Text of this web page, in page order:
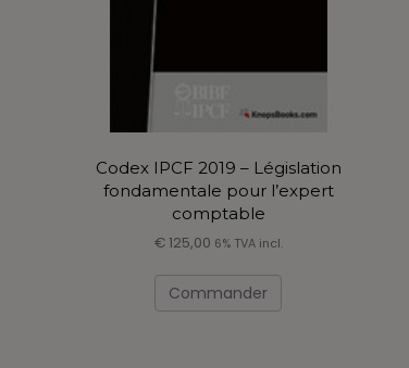
Codex IPCF 2019 – Législation
fondamentale pour l’expert
comptable
€125,00 6% TVA incl.
Commander
a